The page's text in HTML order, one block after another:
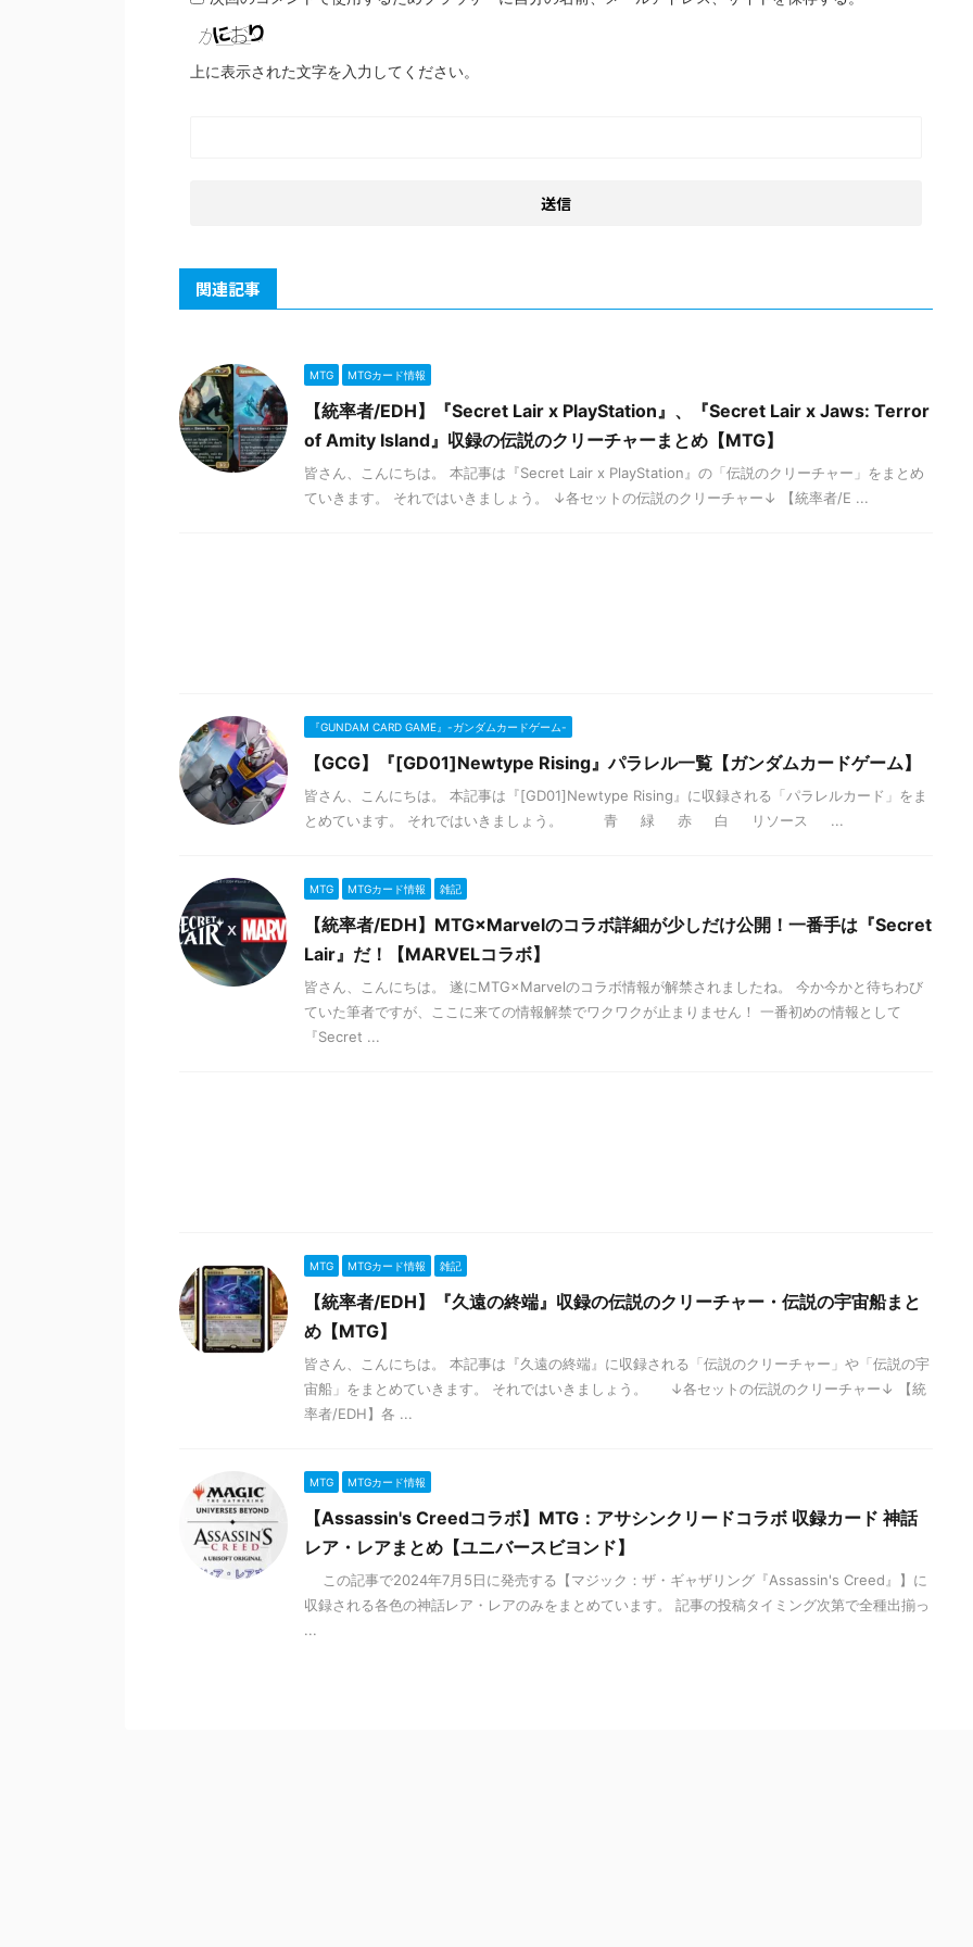
上に表示された文字を入力してください。
関連記事
MTG MTGカード情報
【統率者/EDH】『Secret Lair x PlayStation』、『Secret Lair x Jaws: Terror
of Amity Island』収録の伝説のクリーチャーまとめ【MTG】
皆さん、こんにちは。 本記事は『Secret Lair x PlayStation』の「伝説のクリーチャー」をまとめ
ていきます。 それではいきましょう。 ↓各セットの伝説のクリーチャー↓ 【統率者/E ...
『GUNDAM CARD GAME』-ガンダムカードゲーム-
【GCG】『[GD01]Newtype Rising』パラレル一覧【ガンダムカードゲーム】
皆さん、こんにちは。 本記事は『[GD01]Newtype Rising』に収録される「パラレルカード」をま
とめています。 それではいきましょう。 青 緑 赤 白 リソース ...
MTG MTGカード情報 雑記
【統率者/EDH】MTG×Marvelのコラボ詳細が少しだけ公開！一番手は『Secret
Lair』だ！【MARVELコラボ】
皆さん、こんにちは。 遂にMTG×Marvelのコラボ情報が解禁されましたね。 今か今かと待ちわび
ていた筆者ですが、ここに来ての情報解禁でワクワクが止まりません！ 一番初めの情報として
『Secret ...
MTG MTGカード情報 雑記
【統率者/EDH】『久遠の終端』収録の伝説のクリーチャー・伝説の宇宙船まと
め【MTG】
皆さん、こんにちは。 本記事は『久遠の終端』に収録される「伝説のクリーチャー」や「伝説の宇
宙船」をまとめていきます。 それではいきましょう。 ↓各セットの伝説のクリーチャー↓ 【統
率者/EDH】各 ...
MTG MTGカード情報
【Assassin's Creedコラボ】MTG：アサシンクリードコラボ 収録カード 神話
レア・レアまとめ【ユニバースビヨンド】
この記事で2024年7月5日に発売する【マジック：ザ・ギャザリング『Assassin's Creed』】に
収録される各色の神話レア・レアのみをまとめています。 記事の投稿タイミング次第で全種出揃っ
...